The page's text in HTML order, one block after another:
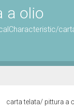
a olio
carta telata/ pittura a